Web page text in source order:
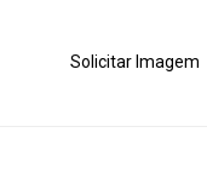
Solicitar Imagem